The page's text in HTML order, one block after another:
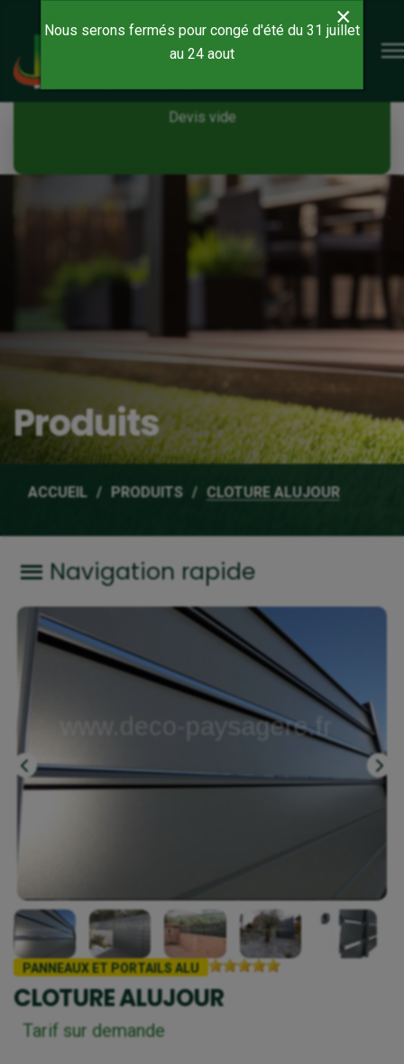
Devis vide
Devis vide
Produits
ACCUEIL PRODUITS CLOTURE ALUJOUR
PANNEAUX ET PORTAILS ALU
CLOTURE ALUJOUR
Tarif sur demande
×
Nous serons fermés pour congé d'été du 31 juillet
au 24 aout